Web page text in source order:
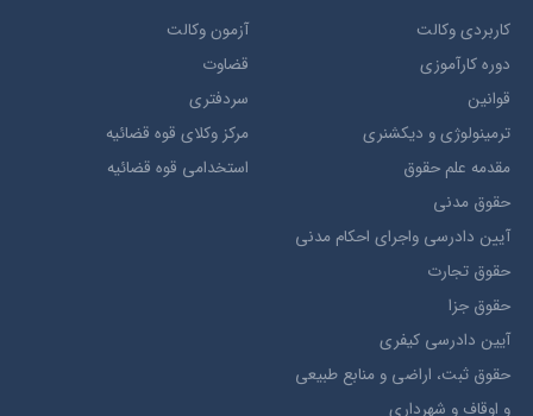
کاربردی وکالت
دوره کارآموزی
قوانین
ترمينولوژي و ديکشنري
مقدمه علم حقوق
حقوق مدني
آيين دادرسي ​واجراي ​احکام ​مدني
حقوق تجارت
حقوق جزا
آيین دادرسی کیفری
حقوق ثبت، اراضي و منابع طبيعي
و اوقاف و شهرداری
آزمون وکالت
قضاوت
سردفتری
مرکز وکلای قوه قضائیه
استخدامی قوه قضائیه